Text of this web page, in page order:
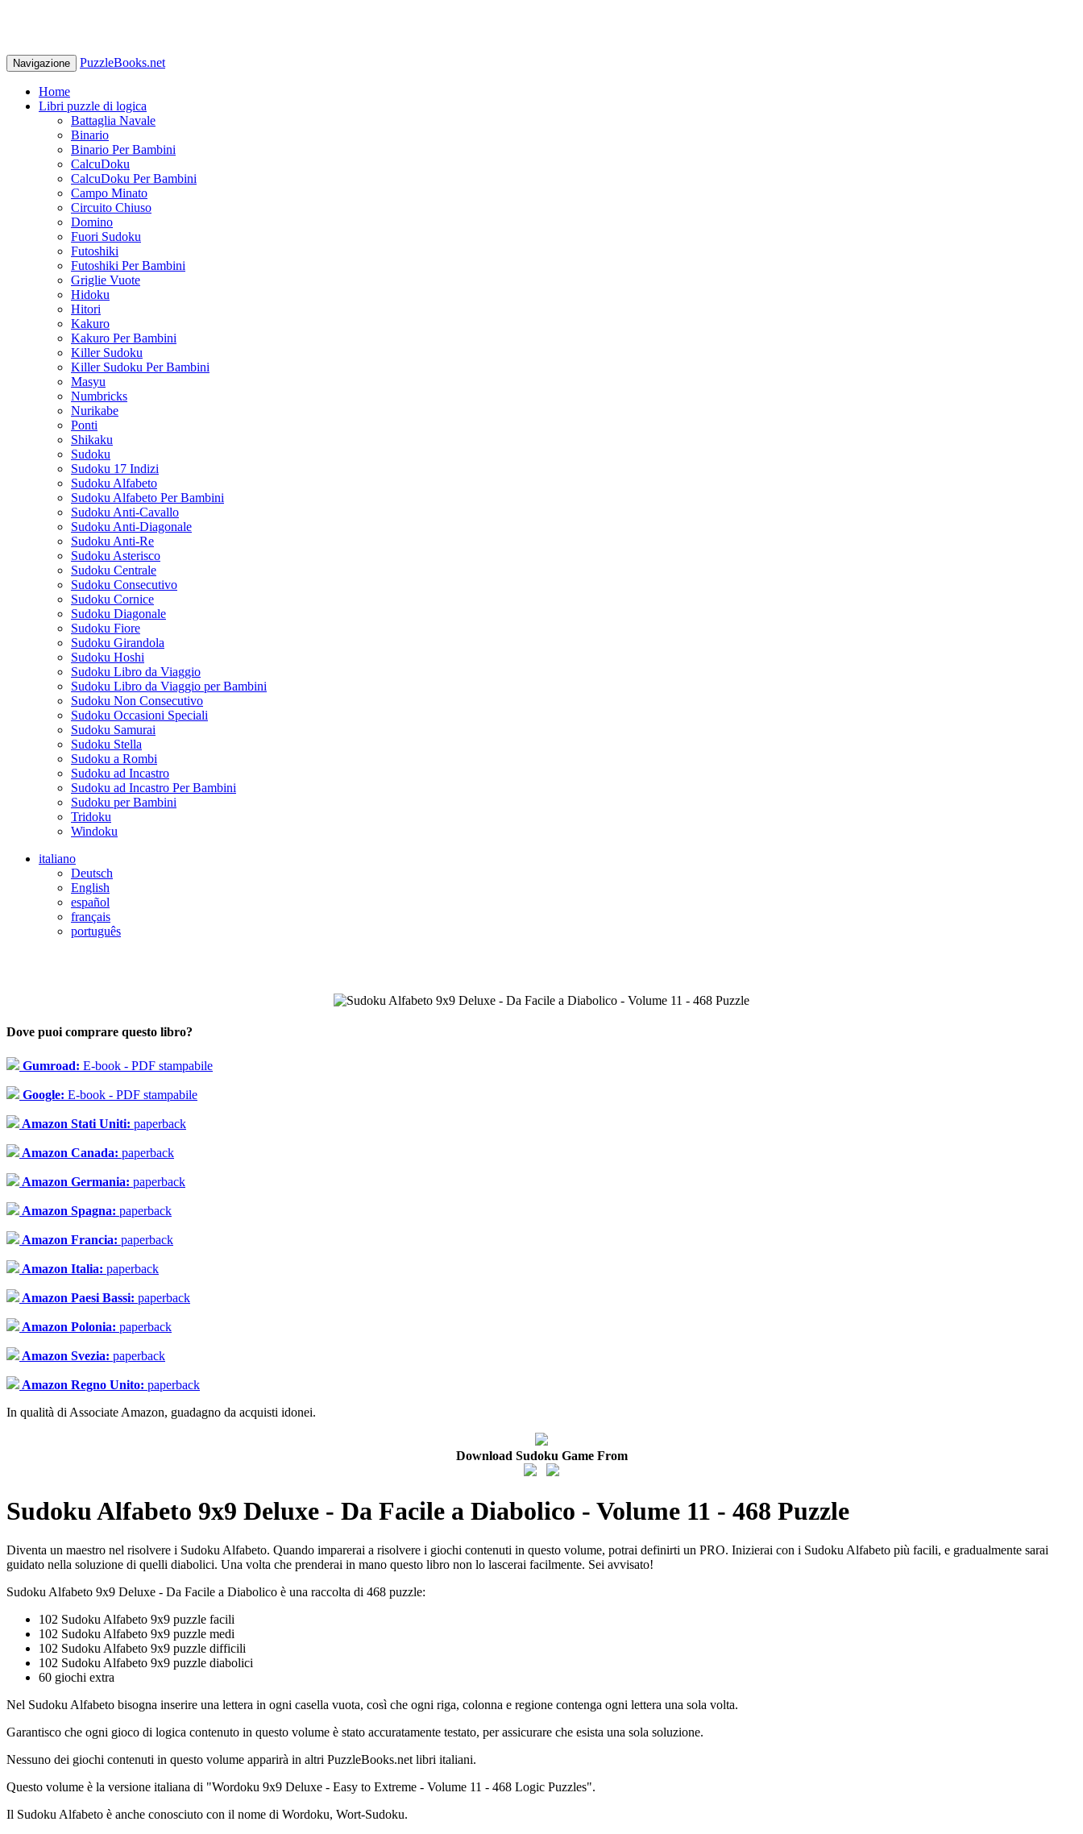
Navigazione PuzzleBooks.net
Home
Libri puzzle di logica
Battaglia Navale
Binario
Binario Per Bambini
CalcuDoku
CalcuDoku Per Bambini
Campo Minato
Circuito Chiuso
Domino
Fuori Sudoku
Futoshiki
Futoshiki Per Bambini
Griglie Vuote
Hidoku
Hitori
Kakuro
Kakuro Per Bambini
Killer Sudoku
Killer Sudoku Per Bambini
Masyu
Numbricks
Nurikabe
Ponti
Shikaku
Sudoku
Sudoku 17 Indizi
Sudoku Alfabeto
Sudoku Alfabeto Per Bambini
Sudoku Anti-Cavallo
Sudoku Anti-Diagonale
Sudoku Anti-Re
Sudoku Asterisco
Sudoku Centrale
Sudoku Consecutivo
Sudoku Cornice
Sudoku Diagonale
Sudoku Fiore
Sudoku Girandola
Sudoku Hoshi
Sudoku Libro da Viaggio
Sudoku Libro da Viaggio per Bambini
Sudoku Non Consecutivo
Sudoku Occasioni Speciali
Sudoku Samurai
Sudoku Stella
Sudoku a Rombi
Sudoku ad Incastro
Sudoku ad Incastro Per Bambini
Sudoku per Bambini
Tridoku
Windoku
italiano
Deutsch
English
español
français
português
Dove puoi comprare questo libro?
Gumroad: E-book - PDF stampabile
Google: E-book - PDF stampabile
Amazon Stati Uniti: paperback
Amazon Canada: paperback
Amazon Germania: paperback
Amazon Spagna: paperback
Amazon Francia: paperback
Amazon Italia: paperback
Amazon Paesi Bassi: paperback
Amazon Polonia: paperback
Amazon Svezia: paperback
Amazon Regno Unito: paperback
In qualità di Associate Amazon, guadagno da acquisti idonei.
Download Sudoku Game From
Sudoku Alfabeto 9x9 Deluxe - Da Facile a Diabolico - Volume 11 - 468 Puzzle
Diventa un maestro nel risolvere i Sudoku Alfabeto. Quando imparerai a risolvere i giochi contenuti in questo volume, potrai definirti un PRO. Inizierai con i Sudoku Alfabeto più facili, e gradualmente sarai
guidato nella soluzione di quelli diabolici. Una volta che prenderai in mano questo libro non lo lascerai facilmente. Sei avvisato!
Sudoku Alfabeto 9x9 Deluxe - Da Facile a Diabolico è una raccolta di 468 puzzle:
102 Sudoku Alfabeto 9x9 puzzle facili
102 Sudoku Alfabeto 9x9 puzzle medi
102 Sudoku Alfabeto 9x9 puzzle difficili
102 Sudoku Alfabeto 9x9 puzzle diabolici
60 giochi extra
Nel Sudoku Alfabeto bisogna inserire una lettera in ogni casella vuota, così che ogni riga, colonna e regione contenga ogni lettera una sola volta.
Garantisco che ogni gioco di logica contenuto in questo volume è stato accuratamente testato, per assicurare che esista una sola soluzione.
Nessuno dei giochi contenuti in questo volume apparirà in altri PuzzleBooks.net libri italiani.
Questo volume è la versione italiana di "Wordoku 9x9 Deluxe - Easy to Extreme - Volume 11 - 468 Logic Puzzles".
Il Sudoku Alfabeto è anche conosciuto con il nome di Wordoku, Wort-Sudoku.